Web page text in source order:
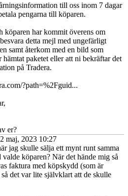
till oss inom 7 dagar
pengarna till köparen.
köparen har kommit överens om
detta mejl med ungefärligt
samt återkom med en bild som
hämtat paketet eller att ni bekräftar det
på Tradera.
?path=%2Fguid...
er?
maj, 2023 10:27
jag skulle sälja ett mynt runt samma
köparen? När det hände mig så
faktura med köpskydd (som är
det var lite självklart att de skulle